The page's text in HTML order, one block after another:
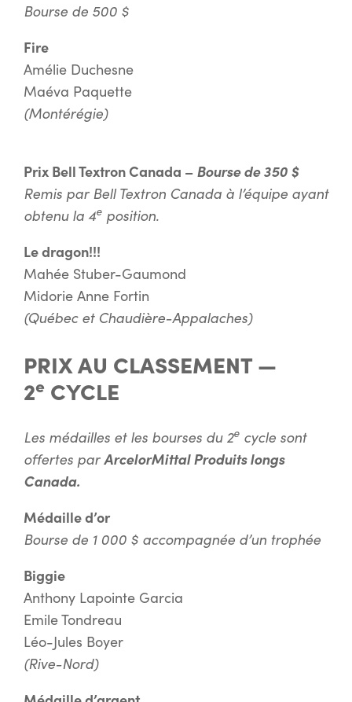
Bourse de 500 $
Fire
Amélie Duchesne
Maéva Paquette
(Montérégie)
Prix Bell Textron Canada – Bourse de 350 $
Remis par Bell Textron Canada à l’équipe ayant
obtenu la 4e position.
Le dragon!!!
Mahée Stuber-Gaumond
Midorie Anne Fortin
(Québec et Chaudière-Appalaches)
PRIX AU CLASSEMENT —
2e CYCLE
Les médailles et les bourses du 2e cycle sont
offertes parArcelorMittal Produits longs
Canada.
Médaille d’or
Bourse de 1 000 $ accompagnée d’un trophée
Biggie
Anthony Lapointe Garcia
Emile Tondreau
Léo-Jules Boyer
(Rive-Nord)